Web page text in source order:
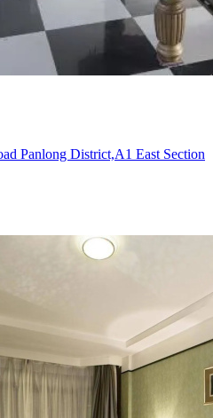
Panlong District,A1 East Section